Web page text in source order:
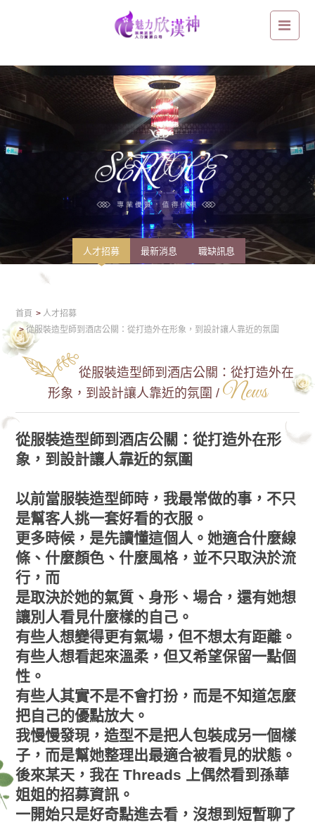
人才招募 最新消息 職缺訊息
首頁
人才招募
從服裝造型師到酒店公關：從打造外在形象，到設計讓人靠近的氛圍
從服裝造型師到酒店公關：從打造外在
形象，到設計讓人靠近的氛圍 / News
從服裝造型師到酒店公關：從打造外在形
象，到設計讓人靠近的氛圍
以前當服裝造型師時，我最常做的事，不只
是幫客人挑一套好看的衣服。
更多時候，是先讀懂這個人。她適合什麼線
條、什麼顏色、什麼風格，並不只取決於流
行，而
是取決於她的氣質、身形、場合，還有她想
讓別人看見什麼樣的自己。
有些人想變得更有氣場，但不想太有距離。
有些人想看起來溫柔，但又希望保留一點個
性。
有些人其實不是不會打扮，而是不知道怎麼
把自己的優點放大。
我慢慢發現，造型不是把人包裝成另一個樣
子，而是幫她整理出最適合被看見的狀態。
後來某天，我在 Threads 上偶然看到孫華
姐姐的招募資訊。
一開始只是好奇點進去看，沒想到短暫聊了